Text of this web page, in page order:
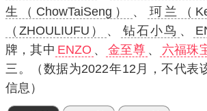
生（ChowTaiSeng）
、 珂兰（
（ZHOULIUFU）
、 钻石小鸟 、
牌，其中 ENZO 、 金至尊 、 六福珠
三。（数据为2022年12月，不代表
信息）